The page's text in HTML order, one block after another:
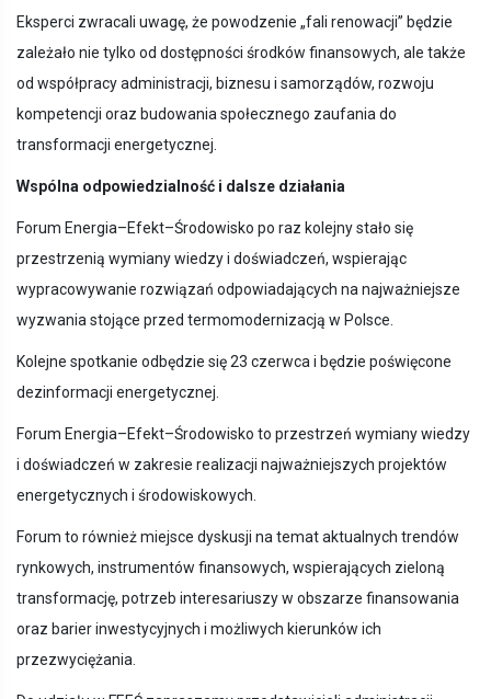
Eksperci zwracali uwagę, że powodzenie „fali renowacji” będzie
zależało nie tylko od dostępności środków finansowych, ale także
od współpracy administracji, biznesu i samorządów, rozwoju
kompetencji oraz budowania społecznego zaufania do
transformacji energetycznej.
Wspólna odpowiedzialność i dalsze działania
Forum Energia–Efekt–Środowisko po raz kolejny stało się
przestrzenią wymiany wiedzy i doświadczeń, wspierając
wypracowywanie rozwiązań odpowiadających na najważniejsze
wyzwania stojące przed termomodernizacją w Polsce.
Kolejne spotkanie odbędzie się 23 czerwca i będzie poświęcone
dezinformacji energetycznej.
Forum Energia–Efekt–Środowisko to przestrzeń wymiany wiedzy
i doświadczeń w zakresie realizacji najważniejszych projektów
energetycznych i środowiskowych.
Forum to również miejsce dyskusji na temat aktualnych trendów
rynkowych, instrumentów finansowych, wspierających zieloną
transformację, potrzeb interesariuszy w obszarze finansowania
oraz barier inwestycyjnych i możliwych kierunków ich
przezwyciężania.